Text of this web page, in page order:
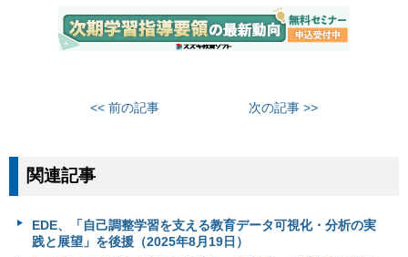
<< 前の記事 次の記事 >>
関連記事
EDE、「自己調整学習を支える教育データ可視化・分析の実
践と展望」を後援（2025年8月19日）